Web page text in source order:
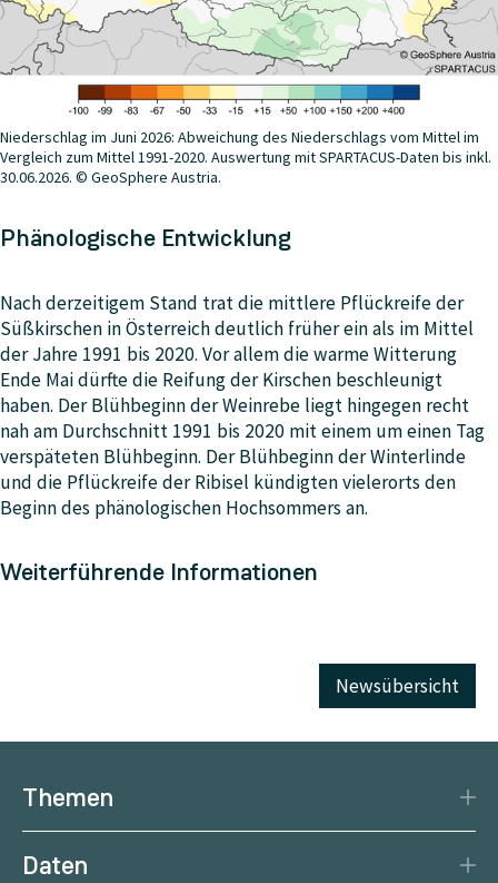
Niederschlag im Juni 2026: Abweichung des Niederschlags vom Mittel im
Vergleich zum Mittel 1991-2020. Auswertung mit SPARTACUS-Daten bis inkl.
30.06.2026. © GeoSphere Austria.
Phänologische Entwicklung
Nach derzeitigem Stand trat die mittlere Pflückreife der
Süßkirschen in Österreich deutlich früher ein als im Mittel
der Jahre 1991 bis 2020. Vor allem die warme Witterung
Ende Mai dürfte die Reifung der Kirschen beschleunigt
haben. Der Blühbeginn der Weinrebe liegt hingegen recht
nah am Durchschnitt 1991 bis 2020 mit einem um einen Tag
verspäteten Blühbeginn. Der Blühbeginn der Winterlinde
und die Pflückreife der Ribisel kündigten vielerorts den
Beginn des phänologischen Hochsommers an.
Weiterführende Informationen
Newsübersicht
Themen
Daten